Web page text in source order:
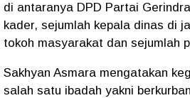
di antaranya DPD Partai
kader, sejumlah kepala dinas di
tokoh masyarakat dan sejumlah
Sakhyan Asmara mengatakan
salah satu ibadah yakni